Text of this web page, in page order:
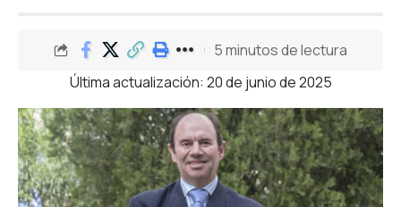
Última actualización: 20 de junio de 2025
5 minutos de lectura